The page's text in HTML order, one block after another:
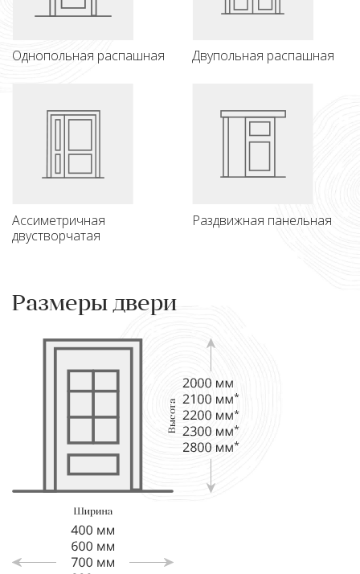
Однопольная распашная Двупольная распашная
Ассиметричная
двустворчатая
Раздвижная панельная
Размеры двери